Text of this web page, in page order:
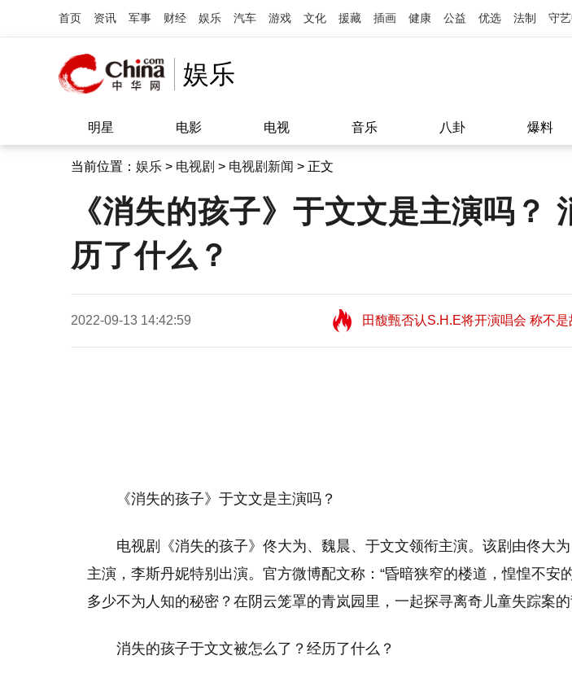
首页 资讯 军事 财经 娱乐 汽车 游戏 文化 援藏 插画 健康 公益 优选 法制 守
娱乐
明星 电影 电视 音乐 八卦 爆料
当前位置： 娱乐 > 电视剧 > 电视剧新闻 > 正文
《消失的孩子》于文文是主演吗
历了什么？
2022-09-13 14:42:59
田馥甄否认S.H.E将开演唱会 称不
望11:08
田馥甄否认S.H.E将开演唱会 称不
《消失的孩子》于文文是主演吗？
电视剧《消失的孩子》佟大为、魏晨、于文文领衔主演。该剧由佟大
主演，李斯丹妮特别出演。官方微博配文称：“昏暗狭窄的楼道，惶惶不安
多少不为人知的秘密？在阴云笼罩的青岚园里，一起探寻离奇儿童失踪案
消失的孩子于文文被怎么了？经历了什么？